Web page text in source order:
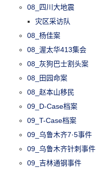
08_四川大地震
灾区采访队
08_杨佳案
08_渥太华413集会
08_灰狗巴士割头案
08_田园命案
08_赵本山移民
09_D-Case档案
09_T-Case档案
09_乌鲁木齐7·5事件
09_乌鲁木齐针刺事件
09_吉林通钢事件